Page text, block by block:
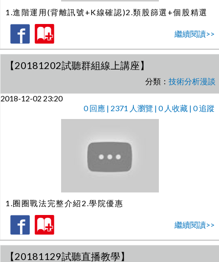
1.進階運用(背離訊號+K線確認)2.類股篩選+個股精選
繼續閱讀>>
【20181202試聽群組線上講座】
分類： 技術分析漫談
2018-12-02 23:20
0回應 | 2371 人瀏覽 | 0 人收藏 | 0 追蹤
1.圈圈戰法完整介紹2.學院優惠
繼續閱讀>>
【20181129試聽直播教學】